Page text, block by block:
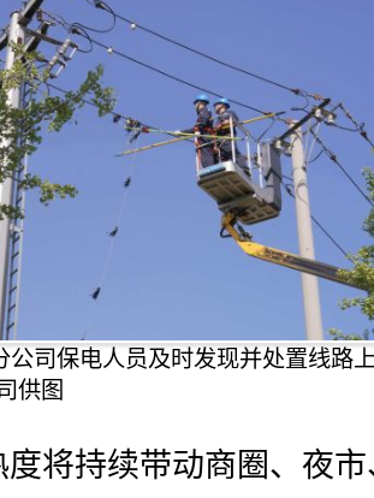
公司保电人员及时发现并处置线路
供图
持续带动商圈、夜市